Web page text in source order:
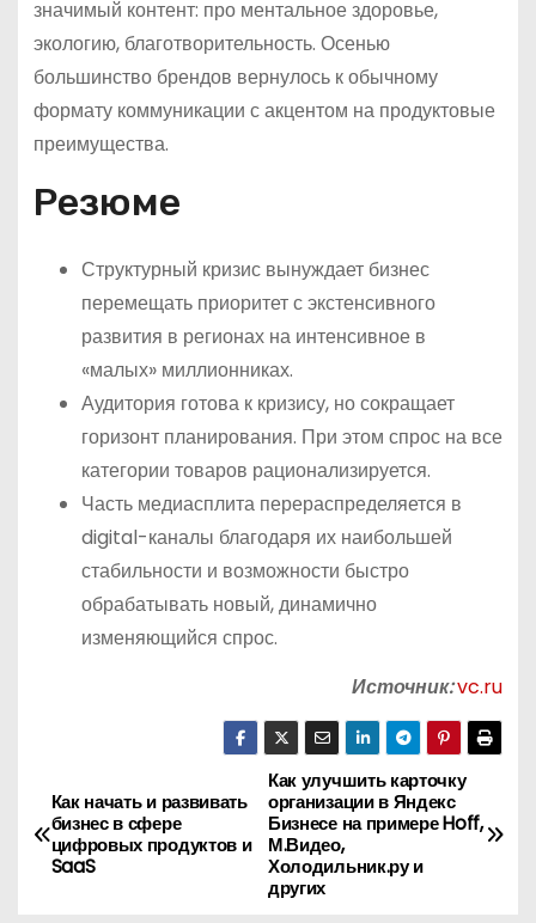
значимый контент: про ментальное здоровье,
экологию, благотворительность. Осенью
большинство брендов вернулось к обычному
формату коммуникации с акцентом на продуктовые
преимущества.
Резюме
Структурный кризис вынуждает бизнес
перемещать приоритет с экстенсивного
развития в регионах на интенсивное в
«малых» миллионниках.
Аудитория готова к кризису, но сокращает
горизонт планирования. При этом спрос на все
категории товаров рационализируется.
Часть медиасплита перераспределяется в
digital-каналы благодаря их наибольшей
стабильности и возможности быстро
обрабатывать новый, динамично
изменяющийся спрос.
Источник:vc.ru
Н
а
Как улучшить карточку
организации в Яндекс
Бизнесе на примере Hoff,
М.Видео,
Холодильник.ру и
других
Как начать и развивать
бизнес в сфере
цифровых продуктов и
SaaS